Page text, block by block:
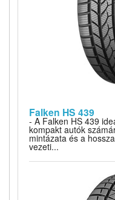
Falken HS 439
- A Falken HS 439
kompakt autók
mintázata és a
vezeti...